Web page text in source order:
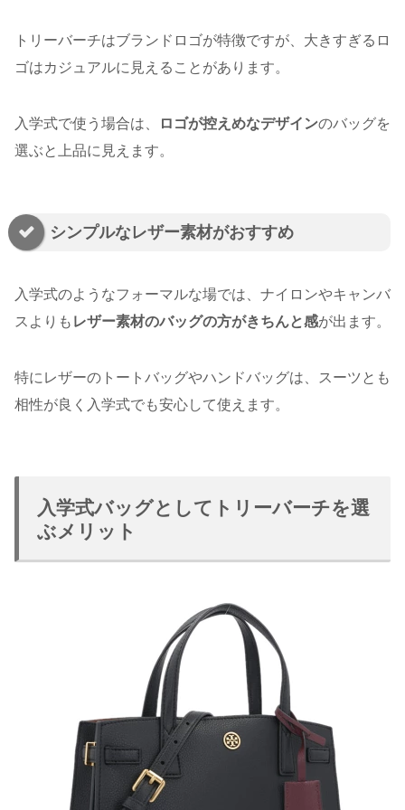
トリーバーチはブランドロゴが特徴ですが、大きすぎるロ
ゴはカジュアルに見えることがあります。
入学式で使う場合は、 ロゴが控えめなデザインのバッグを
選ぶと上品に見えます。
シンプルなレザー素材がおすすめ
入学式のようなフォーマルな場では、ナイロンやキャンバ
スよりも レザー素材のバッグの方がきちんと感が出ます。
特にレザーのトートバッグやハンドバッグは、スーツとも
相性が良く入学式でも安心して使えます。
入学式バッグとしてトリーバーチを選
ぶメリット